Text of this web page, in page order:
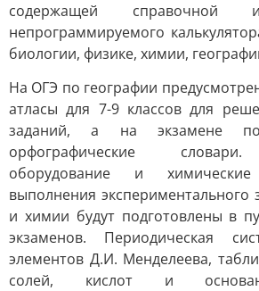
содержащей справочной
непрограммируемого
биологии, физике, химии,
На ОГЭ по географии
атласы для 7-9 классов для
заданий, а на экзамене
орфографические
оборудование и
выполнения экспериментального
и химии будут подготовлены в
экзаменов. Периодическая
элементов Д.И. Менделеева,
солей, кислот и